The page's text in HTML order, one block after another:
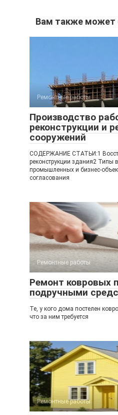
Вам также может
Ремонтные работы
Производство
реконструкции и
сооружений
СОДЕРЖАНИЕ СТАТЬИ:1
реконструкции здания2 Типы
промышленных и бизнес-
согласования
Ремонтные работы
Ремонт ковровых
подручными
Те, у кого дома постелен
что за ним требуется
Ремонтные работы